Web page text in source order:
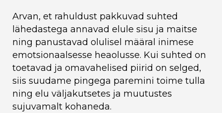
Arvan, et rahuldust pakkuvad suhted
lähedastega annavad elule sisu ja maitse
ning panustavad olulisel määral inimese
emotsionaalsesse heaolusse. Kui suhted on
toetavad ja omavahelised piirid on selged,
siis suudame pingega paremini toime tulla
ning elu väljakutsetes ja muutustes
sujuvamalt kohaneda.